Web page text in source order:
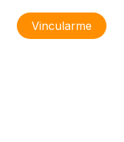
Vincularme